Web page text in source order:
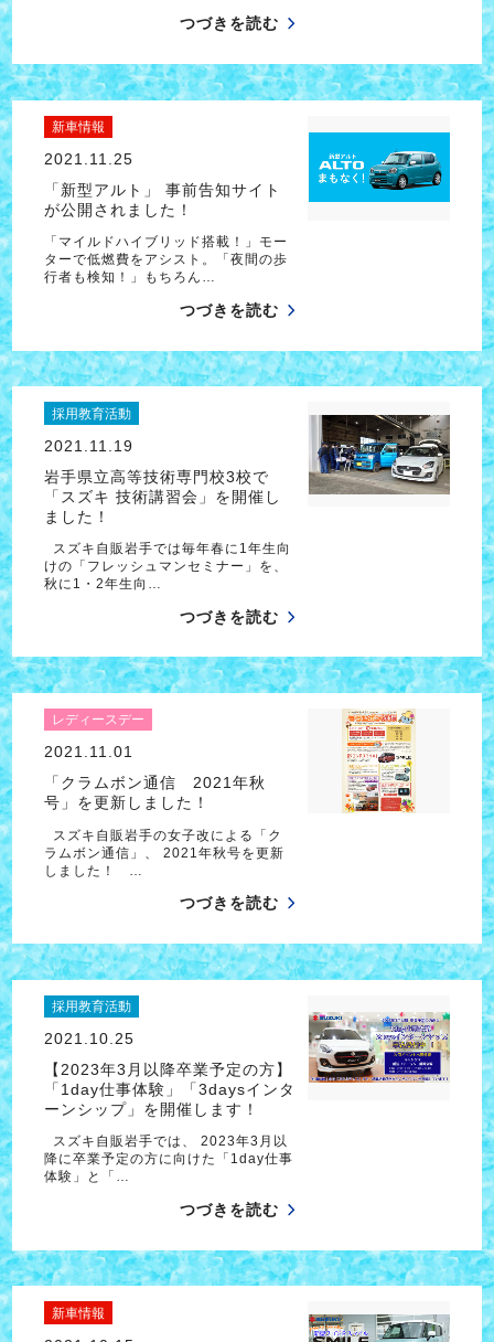
つづきを読む
新車情報
2021.11.25
「新型アルト」 事前告知サイト
が公開されました！
「マイルドハイブリッド搭載！」モー
ターで低燃費をアシスト。「夜間の歩
行者も検知！」もちろん…
つづきを読む
採用教育活動
2021.11.19
岩手県立高等技術専門校3校で
「スズキ 技術講習会」を開催し
ました！
スズキ自販岩手では毎年春に1年生向
けの「フレッシュマンセミナー」を、
秋に1・2年生向…
つづきを読む
レディースデー
2021.11.01
「クラムボン通信 2021年秋
号」を更新しました！
スズキ自販岩手の女子改による「ク
ラムボン通信」、 2021年秋号を更新
しました！ …
つづきを読む
採用教育活動
2021.10.25
【2023年3月以降卒業予定の方】
「1day仕事体験」「3daysインタ
ーンシップ」を開催します！
スズキ自販岩手では、 2023年3月以
降に卒業予定の方に向けた「1day仕事
体験」と「…
つづきを読む
新車情報